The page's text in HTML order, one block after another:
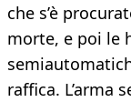
che s’è
morte, e poi le
raffica. L’arma